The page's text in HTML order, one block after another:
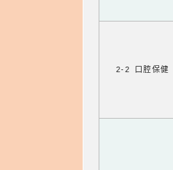
2-2 口腔保健